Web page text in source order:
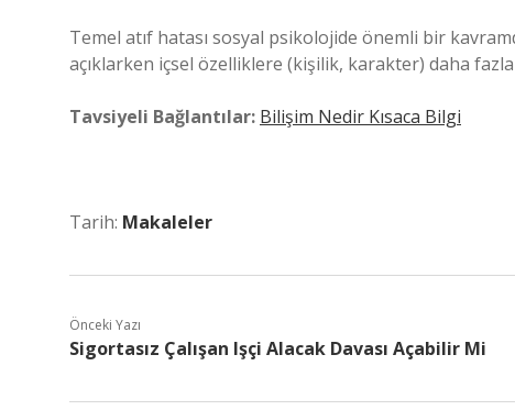
Temel atıf hatası sosyal psikolojide önemli bir
açıklarken içsel özelliklere (kişilik, karakter) daha
Tavsiyeli Bağlantılar: Bilişim Nedir Kısaca Bilgi
Tarih: Makaleler
Önceki Yazı
Sigortasız Çalışan Işçi Alacak Davası Açabilir Mi